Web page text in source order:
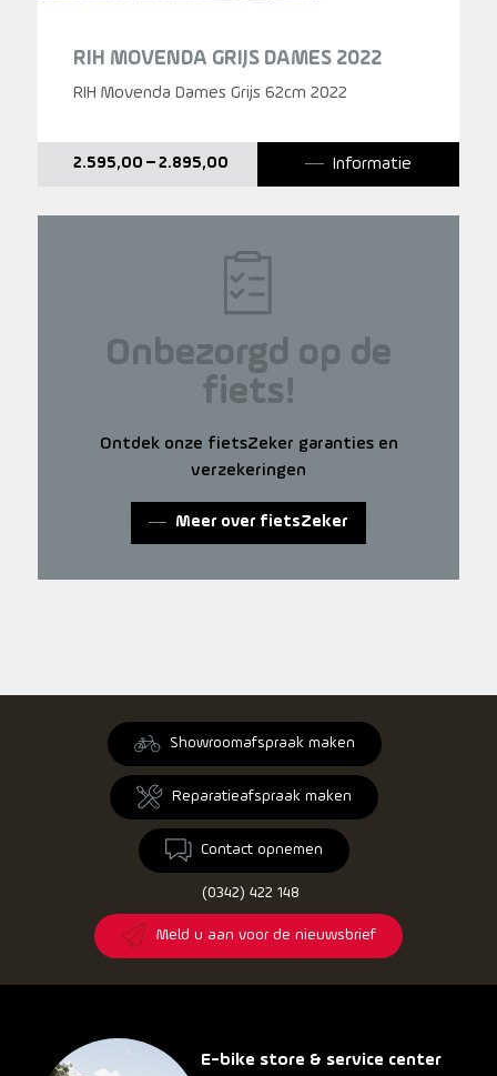
RIH MOVENDA GRIJS DAMES 2022
RIH Movenda Dames Grijs 62cm 2022
2.595,00 – 2.895,00 Informatie
Onbezorgd op de
fiets!
Ontdek onze fietsZeker garanties en
verzekeringen
Meer over fietsZeker
Showroomafspraak maken
Reparatieafspraak maken
Contact opnemen
(0342) 422 148
Meld u aan voor de nieuwsbrief
E-bike store & service center